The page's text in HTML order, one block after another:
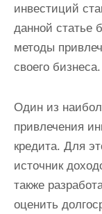
инвестиций
данной статье
методы
своего бизнеса.
Один из
привлечения
кредита. Для
источник
также
оценить